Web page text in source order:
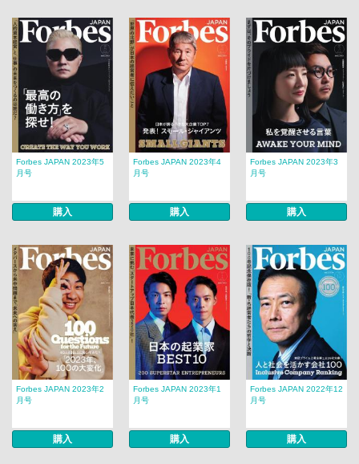
Forbes JAPAN 2023年5
月号
購入
Forbes JAPAN 2023年4
月号
購入
Forbes JAPAN 2023年3
月号
購入
Forbes JAPAN 2023年2
月号
購入
Forbes JAPAN 2023年1
月号
購入
Forbes JAPAN 2022年12
月号
購入